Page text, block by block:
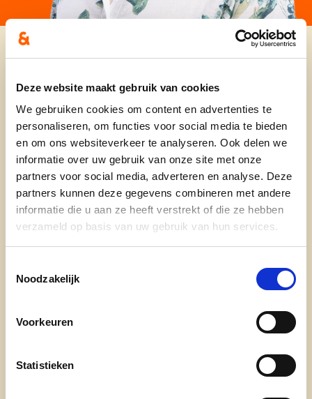
Deze website maakt gebruik van cookies
We gebruiken cookies om content en advertenties te
personaliseren, om functies voor social media te bieden
en om ons websiteverkeer te analyseren. Ook delen we
informatie over uw gebruik van onze site met onze
partners voor social media, adverteren en analyse. Deze
partners kunnen deze gegevens combineren met andere
informatie die u aan ze heeft verstrekt of die ze hebben
verzameld op basis van uw gebruik van hun services.
Noodzakelijk
Voorkeuren
Statistieken
- Woonplaats: Denderleeuw
- leeftijd: 67 jaar
- functie: lid CD&V Denderleeuw
- beroep: gepensioneerd
- Hobby's/ervaring in: wandelen, dansen,
meer aandacht is voor ouderen en dieren.
Daarnaast vind ik het ook belangrijk dat iedereen
in Denderleeuw de kans krijgt en grijpt om het